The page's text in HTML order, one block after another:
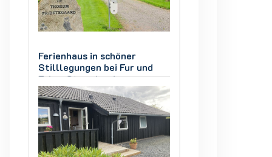
Ferienhaus in schöner
Stilllegungen bei Fur und
Eskov Strandpark